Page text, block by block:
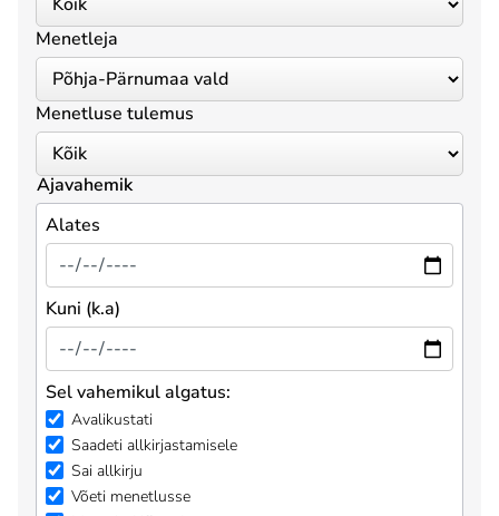
Menetleja
Menetluse tulemus
Ajavahemik
Alates
Kuni (k.a)
Sel vahemikul algatus:
Avalikustati
Saadeti allkirjastamisele
Sai allkirju
Võeti menetlusse